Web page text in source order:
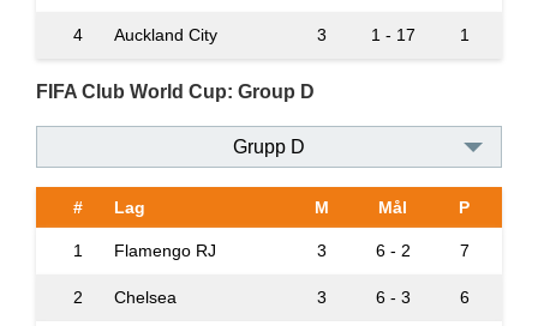
4 Auckland City 3 1 - 17 1
FIFA Club World Cup: Group D
Grupp D
# Lag M Mål P
1 Flamengo RJ 3 6 - 2 7
2 Chelsea 3 6 - 3 6